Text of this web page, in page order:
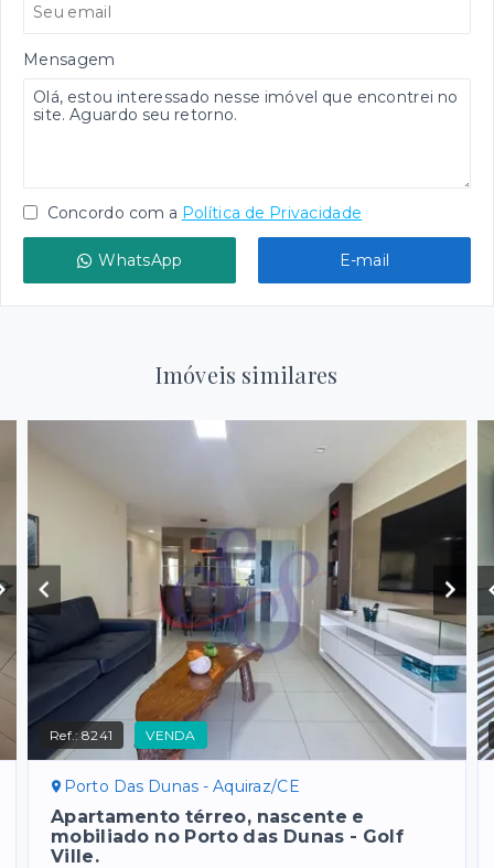
Mensagem
Concordo com a Política de Privacidade
WhatsApp E-mail
Imóveis similares
Ref.:8241 VENDA
Porto Das Dunas - Aquiraz/CE
Apartamento térreo, nascente e
mobiliado no Porto das Dunas - Golf
Ville.